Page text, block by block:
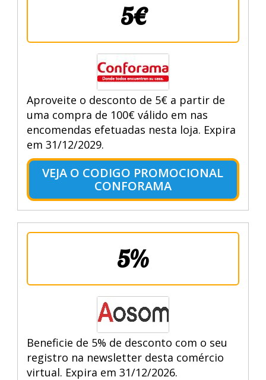
5€
Aproveite o desconto de 5€ a partir de
uma compra de 100€ válido em nas
encomendas efetuadas nesta loja. Expira
em 31/12/2029.
VEJA O CODIGO PROMOCIONAL
CONFORAMA
5%
Beneficie de 5% de desconto com o seu
registro na newsletter desta comércio
virtual. Expira em 31/12/2026.